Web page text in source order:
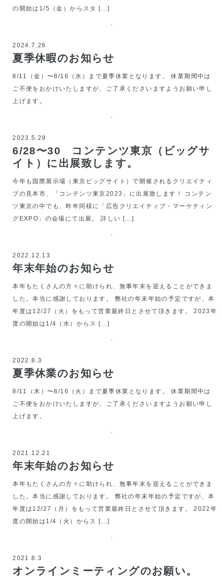
の開始は1/5（金）からスタ […]
2024.7.26
夏季休暇のお知らせ
8/11（金）〜8/16（水）まで夏季休業となります。 休業期間中は
ご不便をおかけいたしますが、ご了承くださいますようお願い申し
上げます。
2023.5.29
6/28〜30 コンテンツ東京（ビッグサ
イト）に出展致します。
今年も国際展示場（東京ビッグサイト）で開催されるクリエイティ
ブの見本市、「コンテンツ東京2023」に出展致します！ コンテン
ツ東京の中でも、昨年同様に「広告クリエイティブ・マーケティン
グEXPO」の会場にて出展。 詳しい […]
2022.12.13
年末年始のお知らせ
本年もたくさんの方々に助けられ、無事年末を迎えることができま
した。本当に感謝しております。 弊社の年末年始の予定ですが、本
年度は12/27（火）をもって営業最終日とさせて頂きます。 2023年
度の開始は1/4（水）からス […]
2022.8.3
夏季休業のお知らせ
8/11（木）〜8/16（火）まで夏季休業となります。 休業期間中は
ご不便をおかけいたしますが、ご了承くださいますようお願い申し
上げます。
2021.12.21
年末年始のお知らせ
本年もたくさんの方々に助けられ、無事年末を迎えることができま
した。本当に感謝しております。 弊社の年末年始の予定ですが、本
年度は12/27（月）をもって営業最終日とさせて頂きます。 2022年
度の開始は1/4（火）からス […]
2021.8.3
オンラインミーティングのお願い。